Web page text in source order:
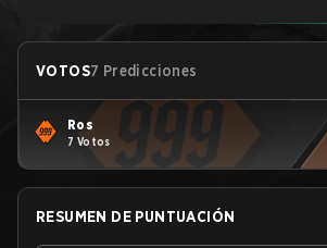
VOTOS7 Predicciones
Ros
7 Votos
RESUMEN DE PUNTUACIÓN